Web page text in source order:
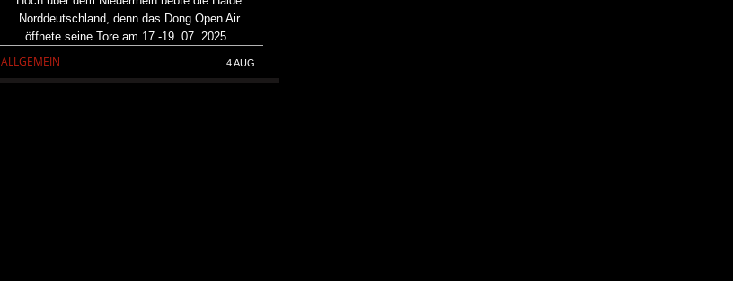
Norddeutschland, denn das Dong Open Air
öffnete seine Tore am 17.-19. 07. 2025..
ALLGEMEIN 4 AUG.